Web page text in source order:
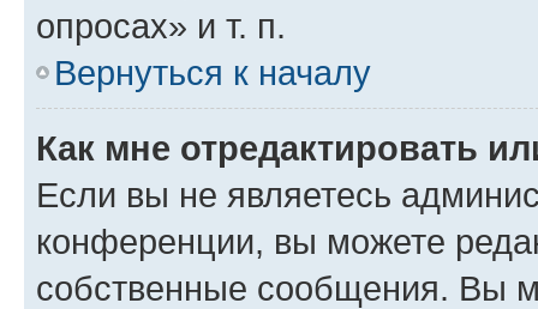
опросах» и т. п.
Вернуться к началу
Как мне отредактировать
Если вы не являетесь
конференции, вы можете
собственные сообщения. Вы